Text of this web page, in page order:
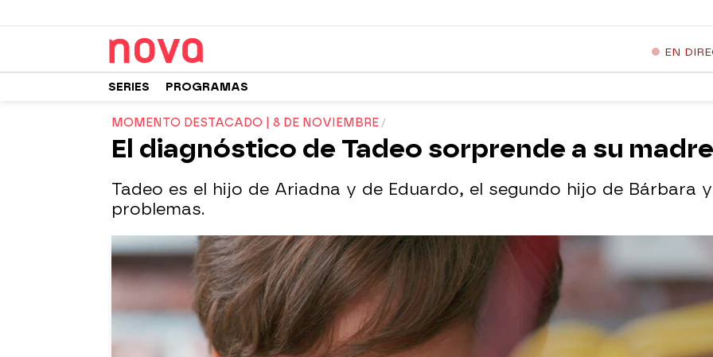
EN
SERIES PROGRAMAS
MOMENTO DESTACADO | 8 DE NOVIEMBRE
El diagnóstico de Tadeo sorprende a su
Tadeo es el hijo de Ariadna y de Eduardo, el segundo hijo de Bárbara
problemas.